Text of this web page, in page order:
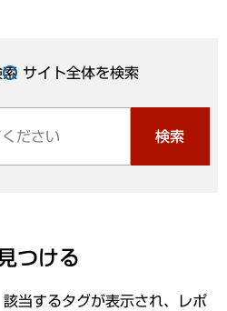
サイト全体を検索
検索
つける
当するタグが表示され、レポ